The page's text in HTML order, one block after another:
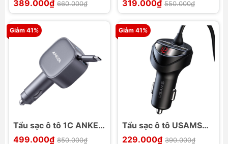
389.000₫ 660.000₫ 319.000₫ 550.000₫
Giảm 41%
Tẩu sạc ô tô 1C ANKER
A2738 75W
499.000₫ 850.000₫
Giảm 41%
Tẩu sạc ô tô USAMS
US-CC119 C22
229.000₫ 390.000₫